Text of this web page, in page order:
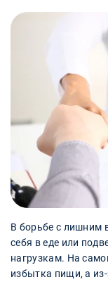
В борьбе с лишним
себя в еде или
нагрузкам. На
избытка пищи, а